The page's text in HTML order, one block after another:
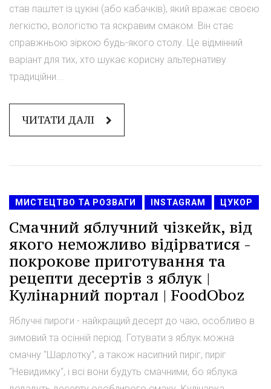
став паштет із цукіні (або кабачків), який вражає своєю
легкістю, вологістю та яскравим смаком. Він стає
справжньою зіркою будь-якого столу. Це відмінний
варіант для тих, хто шукає корисну альтернативу
традиційни...
ЧИТАТИ ДАЛІ
МИСТЕЦТВО ТА РОЗВАГИ INSTAGRAM ЦУКОР
Смачний яблучний чізкейк, від
якого неможливо відірватися -
покрокове приготування та
рецепти десертів з яблук |
Кулінарний портал | FoodOboz
Яблучні пироги - найкращий десерт до чаю, особливо в
зимовий та осінній період. Готувати з яблук можна
смачну "Шарлотку", а також насипний пиріг, пиріг
"Невидимку", і всі вони будуть смачними, бо яблука